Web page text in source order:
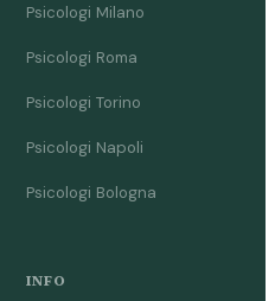
Psicologi Milano
Psicologi Roma
Psicologi Torino
Psicologi Napoli
Psicologi Bologna
INFO